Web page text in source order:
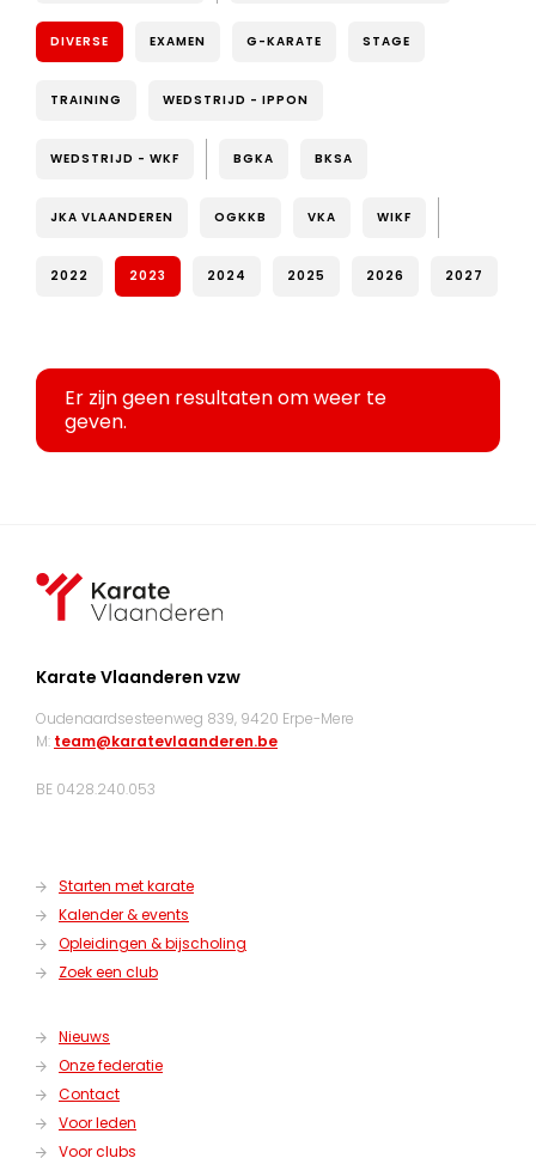
DIVERSE EXAMEN G-KARATE STAGE
TRAINING WEDSTRIJD - IPPON
WEDSTRIJD - WKF BGKA BKSA
JKA VLAANDEREN OGKKB VKA WIKF
2022 2023 2024 2025 2026 2027
Er zijn geen resultaten om weer te
geven.
Karate Vlaanderen vzw
Oudenaardsesteenweg 839, 9420 Erpe-Mere
M: team@karatevlaanderen.be
BE 0428.240.053
Starten met karate
Kalender & events
Opleidingen & bijscholing
Zoek een club
Nieuws
Onze federatie
Contact
Voor leden
Voor clubs